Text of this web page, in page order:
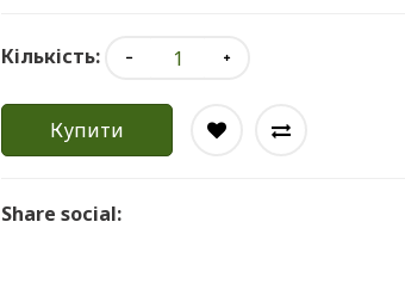
Кількість:
Купити
Share social: